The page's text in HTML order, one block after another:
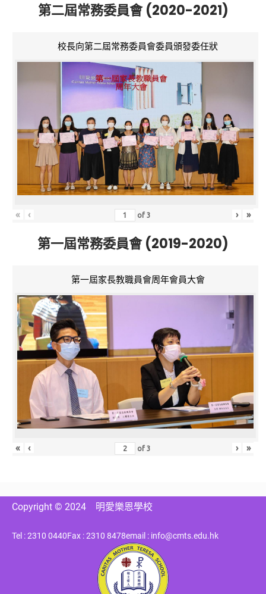
第二屆常務委員會 (2020-2021)
校長向第二屆常務委員會委員頒發委任狀
« ‹ of3 › »
第一屆常務委員會 (2019-2020)
第一屆家長教職員會周年會員大會
« ‹ of3 › »
Copyright © 2024 明愛樂恩學校
Tel : 2310 0440Fax : 2310 8478email : info@cmts.edu.hk